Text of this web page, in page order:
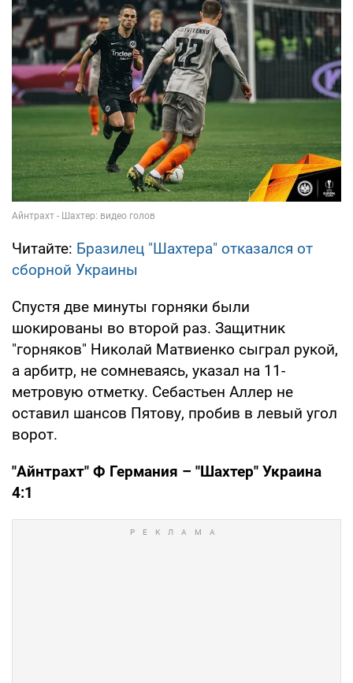
Читайте: Бразилец "Шахтера" отказался от
сборной Украины
Спустя две минуты горняки были
шокированы во второй раз. Защитник
"горняков" Николай Матвиенко сыграл рукой,
а арбитр, не сомневаясь, указал на 11-
метровую отметку. Себастьен Аллер не
оставил шансов Пятову, пробив в левый угол
ворот.
"Айнтрахт" Ф Германия – "Шахтер" Украина
4:1